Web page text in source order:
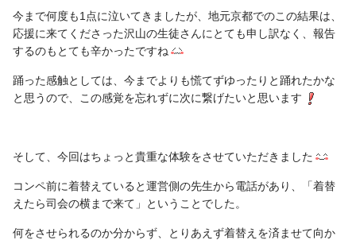
今まで何度も1点に泣いてきましたが、地元京都でのこの結果は、
応援に来てくださった沢山の生徒さんにとても申し訳なく、報告
するのもとても辛かったですね
踊った感触としては、今までよりも慌てずゆったりと踊れたかな
と思うので、この感覚を忘れずに次に繋げたいと思います
そして、今回はちょっと貴重な体験をさせていただきました
コンペ前に着替えていると運営側の先生から電話があり、「着替
えたら司会の横まで来て」ということでした。
何をさせられるのか分からず、とりあえず着替えを済ませて向か